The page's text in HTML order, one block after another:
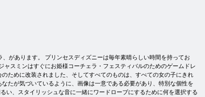
があります。 プリンセスディズニーは毎年素晴らしい時間を持ってお
スミンはすぐにお姫様コーチェラ・フェスティバルのためのゲームドレ
ために改装されました、そしてすべてのものは、すべての女の子にきれ
たが気づいているように、画像は一意である必要があり、特別な個性を
い、スタイリッシュな音に一緒にワードローブにするために何を選択する